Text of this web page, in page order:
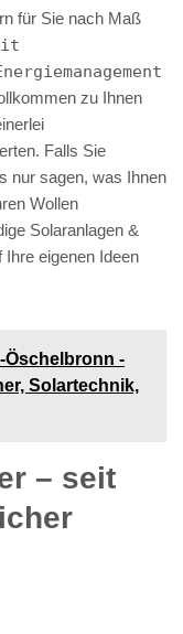
für Sie nach Maß
zu Ihnen
Falls Sie
nur sagen, was Ihnen
Wollen
Solaranlagen &
Ihre eigenen Ideen
Öschelbronn -
Solartechnik,
– seit